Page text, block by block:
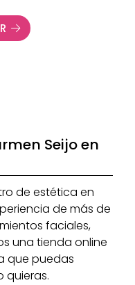
Seijo en
de estética en
de más de
faciales,
una tienda online
que puedas
quieras.